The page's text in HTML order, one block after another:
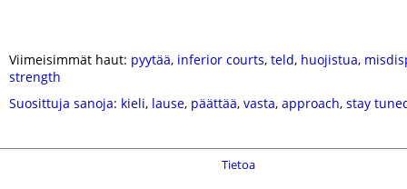
Viimeisimmät haut: pyytää, inferior courts, teld, huojistua,
strength
Suosittuja sanoja: kieli, lause, päättää, vasta, approach, stay
Tietoa